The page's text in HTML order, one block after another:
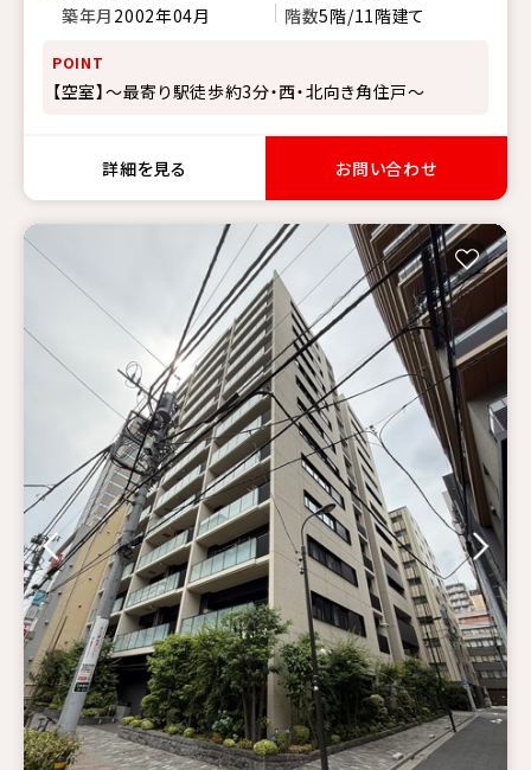
築年月 2002年04月 階数5階/11階建て
POINT
【空室】～最寄り駅徒歩約3分・西・北向き角住戸～
詳細を見る お問い合わせ